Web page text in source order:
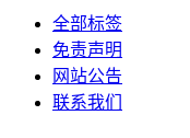
全部标签
免责声明
网站公告
联系我们